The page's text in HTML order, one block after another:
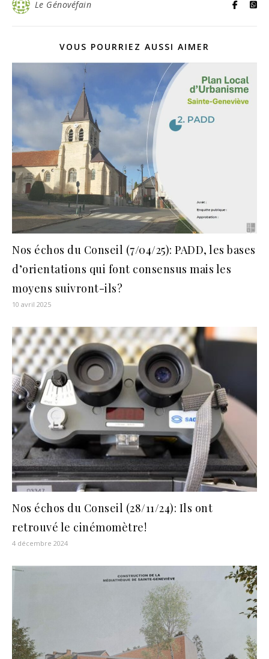
Le Génovéfain
VOUS POURRIEZ AUSSI AIMER
Nos échos du Conseil (7/04/25): PADD, les bases
d’orientations qui font consensus mais les
moyens suivront-ils?
10 avril 2025
Nos échos du Conseil (28/11/24): Ils ont
retrouvé le cinémomètre!
4 décembre 2024